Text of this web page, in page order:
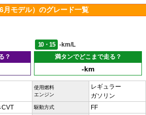
月モデル）のグレード一覧
10・15
-km/L
？
満タンでどこまで走る？
-km
使用燃料
エンジン
レギュラー
ガソリン
CVT 駆動方式 FF